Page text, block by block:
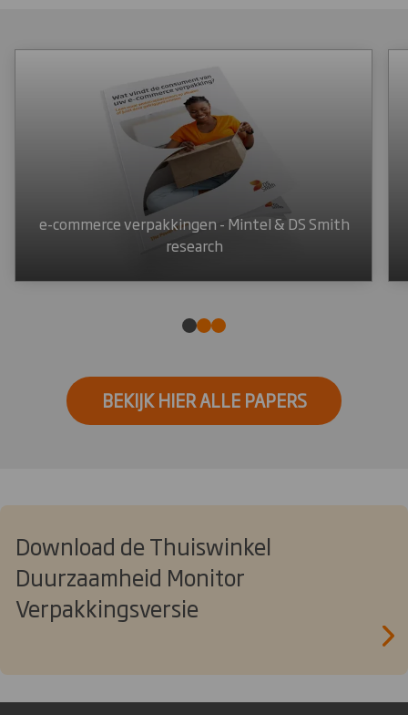
e-commerce verpakkingen - Mintel & DS Smith
research
BEKIJK HIER ALLE PAPERS
Download de Thuiswinkel
Duurzaamheid Monitor
Verpakkingsversie